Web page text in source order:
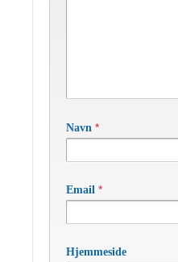
Navn *
Email *
Hjemmeside